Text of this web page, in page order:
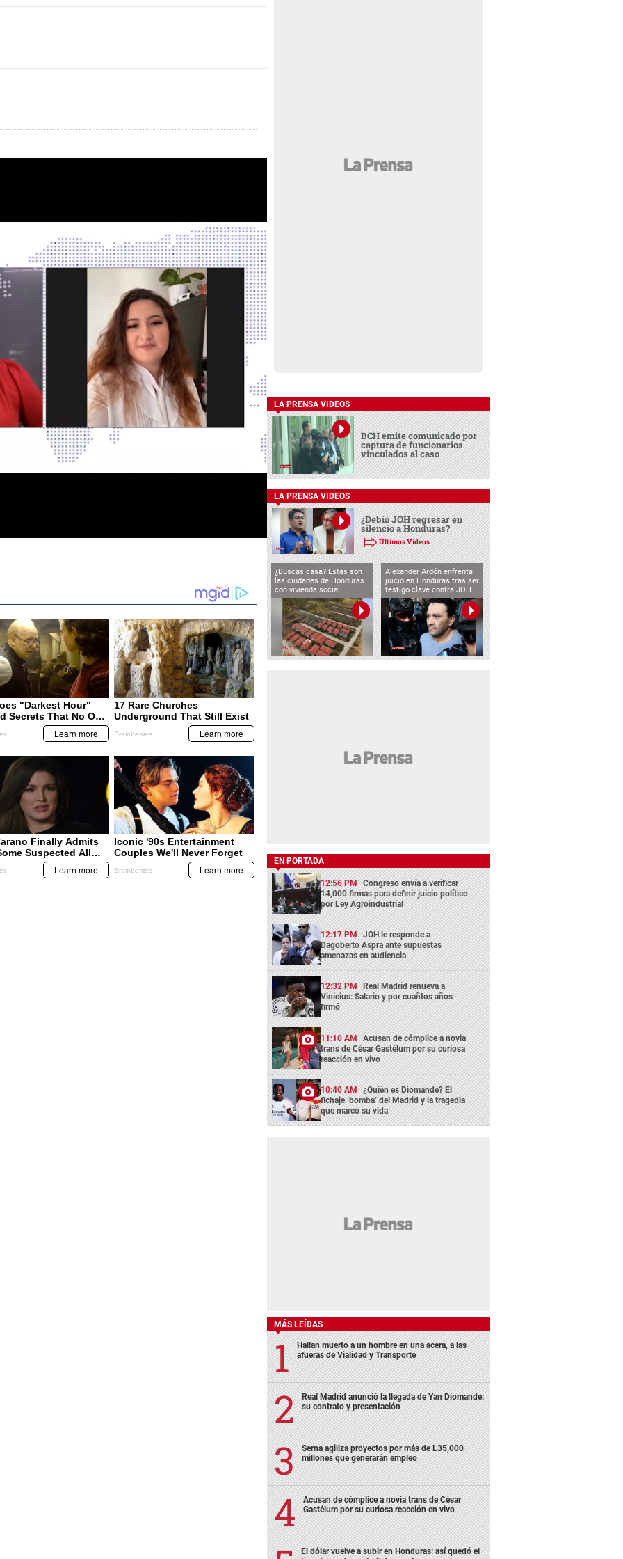
LA PRENSA VIDEOS
BCH emite comunicado por
captura de funcionarios
vinculados al caso
LA PRENSA VIDEOS
¿Debió JOH regresar en
silencio a Honduras?
Últimos Videos
¿Buscas casa? Estas son
las ciudades de Honduras
con vivienda social
Alexander Ardón enfrenta
juicio en Honduras tras ser
testigo clave contra JOH
EN PORTADA
12:56 PM Congreso envía a verificar
14,000 firmas para definir juicio político
por Ley Agroindustrial
12:17 PM JOH le responde a
Dagoberto Aspra ante supuestas
amenazas en audiencia
12:32 PM Real Madrid renueva a
Vinicius: Salario y por cuañtos años
firmó
11:10 AM Acusan de cómplice a novia
trans de César Gastélum por su curiosa
reacción en vivo
10:40 AM ¿Quién es Diomande? El
fichaje ‘bomba’ del Madrid y la tragedia
que marcó su vida
MÁS LEÍDAS
Hallan muerto a un hombre en una acera, a las
afueras de Vialidad y Transporte
Real Madrid anunció la llegada de Yan Diomande:
su contrato y presentación
Serna agiliza proyectos por más de L35,000
millones que generarán empleo
Acusan de cómplice a novia trans de César
Gastélum por su curiosa reacción en vivo
El dólar vuelve a subir en Honduras: así quedó el